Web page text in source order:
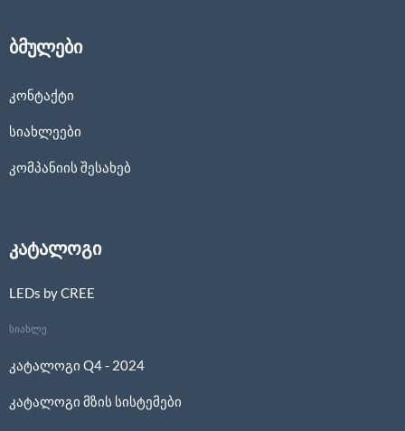
ბმულები
კონტაქტი
სიახლეები
კომპანიის შესახებ
კატალოგი
LEDs by CREE
სიახლე
კატალოგი Q4 - 2024
კატალოგი მზის სისტემები